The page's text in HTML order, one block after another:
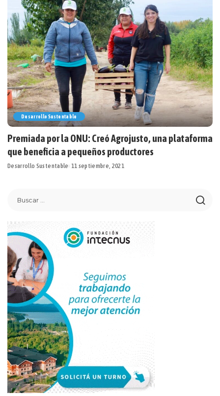
Desarrollo Sustentable
Premiada por la ONU: Creó Agrojusto, una plataforma
que beneficia a pequeños productores
Desarrollo Sustentable 11 septiembre, 2021